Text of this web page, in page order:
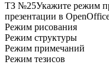
ТЗ №25Укажите режим
презентации в
Режим рисования
Режим структуры
Режим примечаний
Режим тезисов